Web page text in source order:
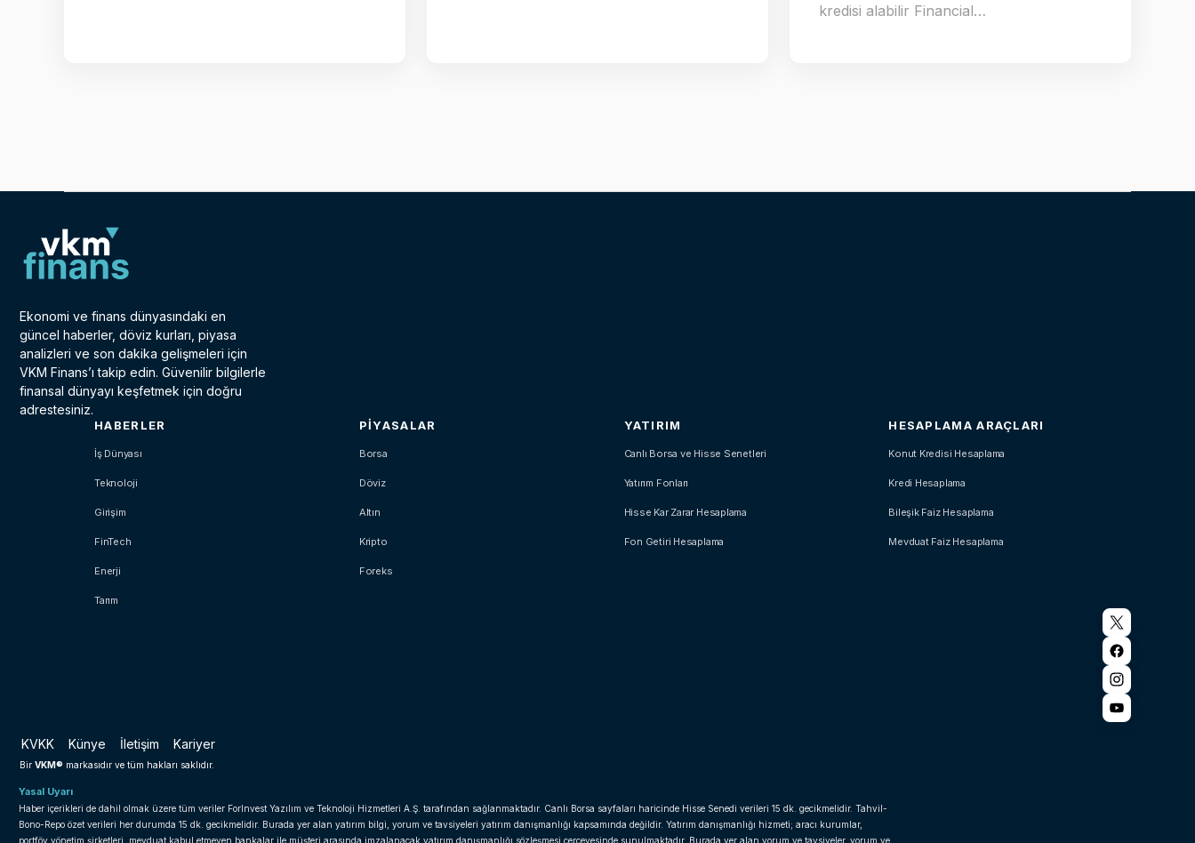
kredisi alabilir Financial…
Ekonomi ve finans dünyasındaki en
güncel haberler, döviz kurları, piyasa
analizleri ve son dakika gelişmeleri için
VKM Finans’ı takip edin. Güvenilir bilgilerle
finansal dünyayı keşfetmek için doğru
adrestesiniz.
HABERLER
İş Dünyası
Teknoloji
Girişim
FinTech
Enerji
Tarım
PIYASALAR
Borsa
Döviz
Altın
Kripto
Foreks
YATIRIM
Canlı Borsa ve Hisse Senetleri
Yatırım Fonları
Hisse Kar Zarar Hesaplama
Fon Getiri Hesaplama
HESAPLAMA ARAÇLARI
Konut Kredisi Hesaplama
Kredi Hesaplama
Bileşik Faiz Hesaplama
Mevduat Faiz Hesaplama
KVKK Künye İletişim Kariyer
Bir VKM® markasıdır ve tüm hakları saklıdır.
Yasal Uyarı
Haber içerikleri de dahil olmak üzere tüm veriler ForInvest Yazılım ve Teknoloji Hizmetleri A.Ş. tarafından sağlanmaktadır. Canlı Borsa sayfaları haricinde Hisse Senedi verileri 15 dk. gecikmelidir. Tahvil-
Bono-Repo özet verileri her durumda 15 dk. gecikmelidir. Burada yer alan yatırım bilgi, yorum ve tavsiyeleri yatırım danışmanlığı kapsamında değildir. Yatırım danışmanlığı hizmeti; aracı kurumlar,
portföy yönetim şirketleri, mevduat kabul etmeyen bankalar ile müşteri arasında imzalanacak yatırım danışmanlığı sözleşmesi çerçevesinde sunulmaktadır. Burada yer alan yorum ve tavsiyeler, yorum ve